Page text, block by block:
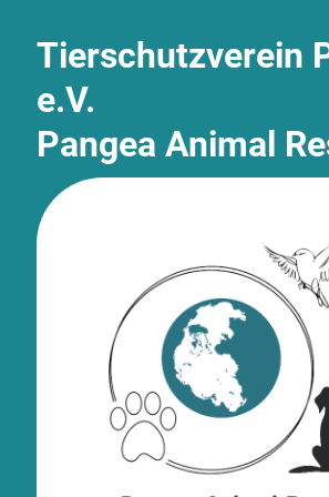
Tierschutzverein
e.V.
Pangea Animal